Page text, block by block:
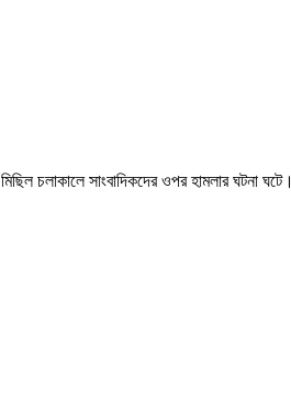
চলাকালে সাংবাদিকদের ওপর হামলার ঘটনা ঘটে।